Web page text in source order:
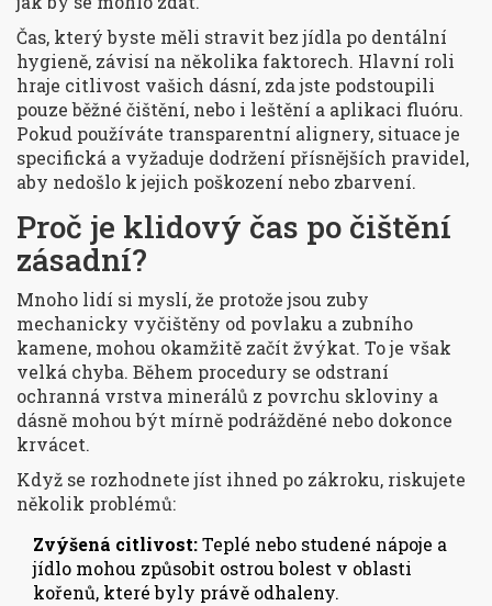
Čas, který byste měli stravit bez jídla po dentální
hygieně, závisí na několika faktorech. Hlavní roli
hraje citlivost vašich dásní, zda jste podstoupili
pouze běžné čištění, nebo i leštění a aplikaci fluóru.
Pokud používáte transparentní alignery, situace je
specifická a vyžaduje dodržení přísnějších pravidel,
aby nedošlo k jejich poškození nebo zbarvení.
Proč je klidový čas po čištění
zásadní?
Mnoho lidí si myslí, že protože jsou zuby
mechanicky vyčištěny od povlaku a zubního
kamene, mohou okamžitě začít žvýkat. To je však
velká chyba. Během procedury se odstraní
ochranná vrstva minerálů z povrchu skloviny a
dásně mohou být mírně podrážděné nebo dokonce
krvácet.
Když se rozhodnete jíst ihned po zákroku, riskujete
několik problémů:
Zvýšená citlivost:Teplé nebo studené nápoje a
jídlo mohou způsobit ostrou bolest v oblasti
kořenů, které byly právě odhaleny.